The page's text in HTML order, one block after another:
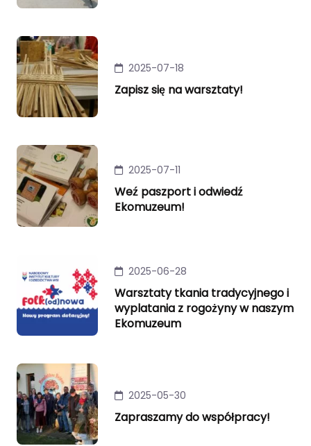
2025-07-18
Zapisz się na warsztaty!
2025-07-11
Weź paszport i odwiedź
Ekomuzeum!
2025-06-28
Warsztaty tkania tradycyjnego i
wyplatania z rogożyny w naszym
Ekomuzeum
2025-05-30
Zapraszamy do współpracy!